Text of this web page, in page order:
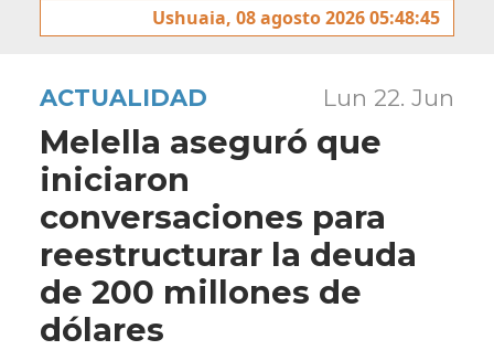
Ushuaia, 08 agosto 2026 05:48:45
ACTUALIDAD Lun 22. Jun
Melella aseguró que
iniciaron
conversaciones para
reestructurar la deuda
de 200 millones de
dólares